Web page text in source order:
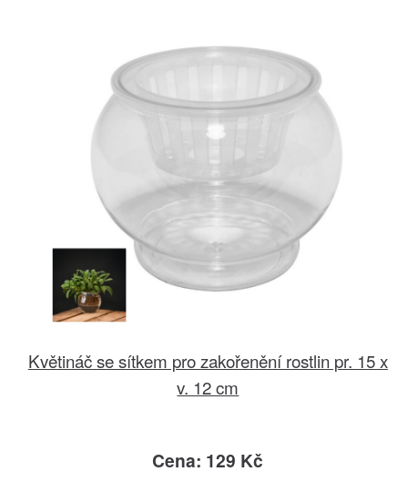
Květináč se sítkem pro zakořenění rostlin pr. 15 x
v. 12 cm
Cena: 129 Kč